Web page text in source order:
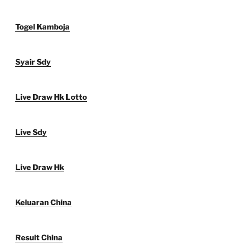
Togel Kamboja
Syair Sdy
Live Draw Hk Lotto
Live Sdy
Live Draw Hk
Keluaran China
Result China